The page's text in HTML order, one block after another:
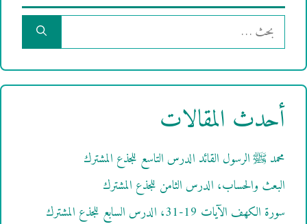
البحث
عن:
أحدث المقالات
محمد ﷺ الرسول القائد الدرس التاسع للجذع المشترك
البعث والحساب، الدرس الثامن للجذع المشترك
سورة الكهف الآيات 19-31، الدرس السابع للجذع المشترك